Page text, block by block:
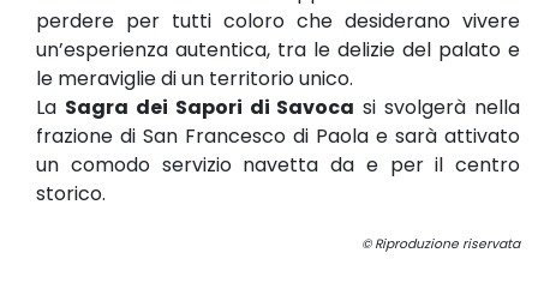
perdere per tutti coloro che desiderano vivere
un’esperienza autentica, tra le delizie del palato e
le meraviglie di un territorio unico.
La Sagra dei Sapori di Savoca si svolgerà nella
frazione di San Francesco di Paola e sarà attivato
un comodo servizio navetta da e per il centro
storico.
© Riproduzione riservata